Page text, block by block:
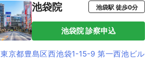
池袋院 池袋駅 徒歩0分
池袋院 診察申込
東京都豊島区西池袋1-15-9 第一西池ビル